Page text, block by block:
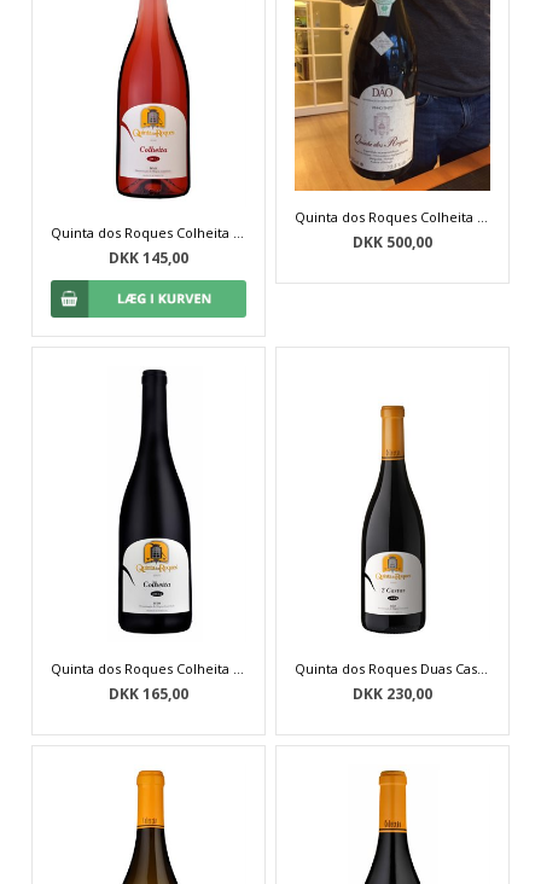
Quinta dos Roques Colheita Rosé 2019
DKK 145,00
Quinta dos Roques Colheita Tinto 1994
DKK 500,00
DKK 165,00 DKK 230,00